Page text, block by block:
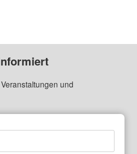
und